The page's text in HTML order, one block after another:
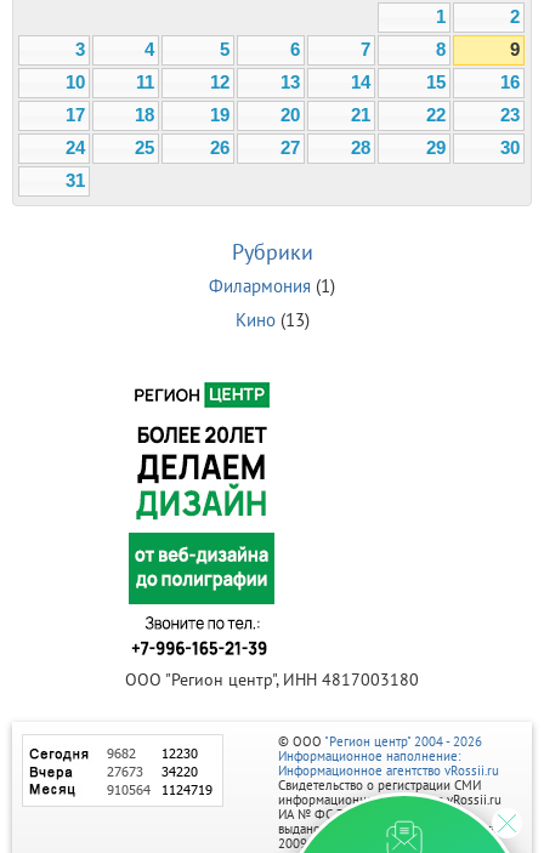
1
2
3
4 5 6 7 8
9
10
11 12 13 14 15
16
17
18 19 20 21 22
23
24
25 26 27 28 29
30
31
Рубрики
Филармония (1)
Кино(13)
ООО "Регион центр", ИНН 4817003180
© ООО "Регион центр" 2004 - 2026
Информационное наполнение:
Информационное агентство vRossii.ru
Свидетельство о регистрации СМИ
информационного агентства vRossii.ru
ИА № ФС 77‑35502
выдано РОСКОМНАДЗОРом 04 марта
2009г.